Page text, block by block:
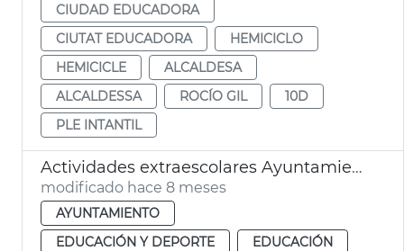
CIUDAD EDUCADORA
CIUTAT EDUCADORA
HEMICICLO
HEMICICLE
ALCALDESA
ALCALDESSA
ROCÍO GIL
10D
PLE INTANTIL
Actividades extraescolares Ayuntamiento de València
modificado hace 8 meses
AYUNTAMIENTO
EDUCACIÓN Y DEPORTE
EDUCACIÓN